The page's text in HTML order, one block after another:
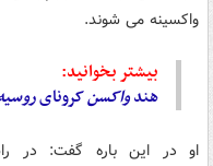
واکسینه می شوند.
بیشتر بخوانید:
هندواکسنکرونای
او در این باره گفت: در